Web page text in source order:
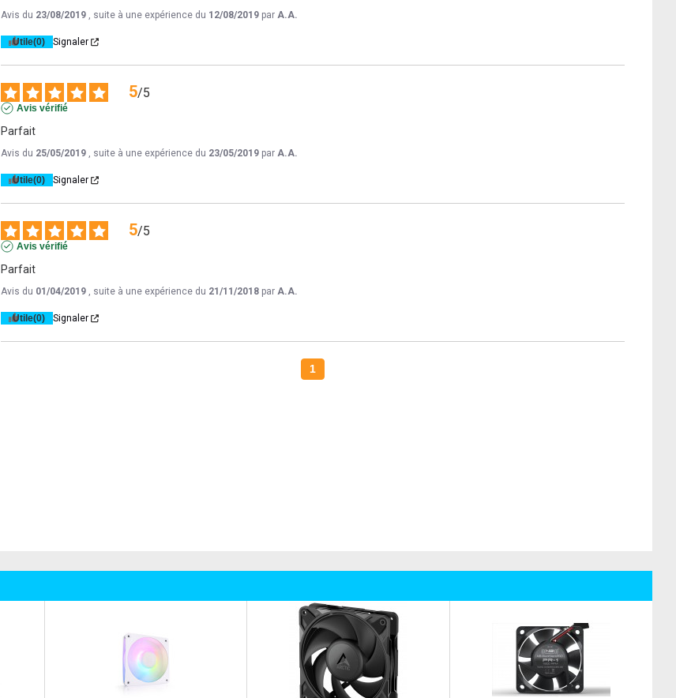
Avis du 23/08/2019 , suite à une expérience du 12/08/2019 parA.A.
Utile(0) Signaler
5/5
Avis vérifié
Parfait
Avis du 25/05/2019 , suite à une expérience du 23/05/2019 parA.A.
Utile(0) Signaler
5/5
Avis vérifié
Parfait
Avis du 01/04/2019 , suite à une expérience du 21/11/2018 parA.A.
Utile(0) Signaler
1